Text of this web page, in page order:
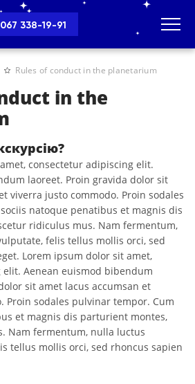
067 338-19-91
Rules of conduct in the planetarium
in the
consectetur adipiscing elit.
laoreet. Proin gravida dolor sit
viverra justo commodo. Proin sodales
natoque penatibus et magnis dis
ridiculus mus. Nam fermentum,
felis tellus mollis orci, sed
Lorem ipsum dolor sit amet,
Aenean euismod bibendum
sit amet lacus accumsan et
Proin sodales pulvinar tempor. Cum
et magnis dis parturient montes,
Nam fermentum, nulla luctus
tellus mollis orci, sed rhoncus sapien